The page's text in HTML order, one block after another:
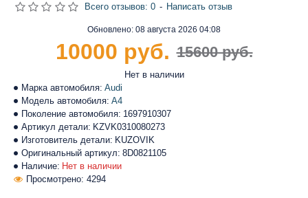
Наличие: Нет в наличии
Марка автомобиля: Audi
Модель автомобиля: A4
Поколение автомобиля: 1697910307
Артикул детали: KZVK0310080273
Изготовитель детали: KUZOVIK
Оригинальный артикул: 8D0821105
Просмотрено: 4294
Обновлено: 08 августа 2026 04:08
Нет в наличии
Всего отзывов: 0 - Написать отзыв
15600 руб.
10000 руб.